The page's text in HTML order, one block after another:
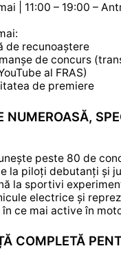
| 11:00 – 19:00 –
de recunoaștere
de concurs
al FRAS)
de premiere
NUMEROASĂ,
peste 80 de
la piloți debutanți și
la sportivi
electrice și
ce mai active în
COMPLETĂ